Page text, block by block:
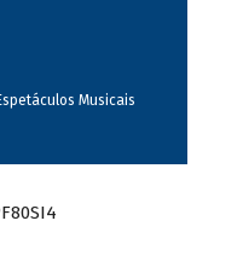
Musicais